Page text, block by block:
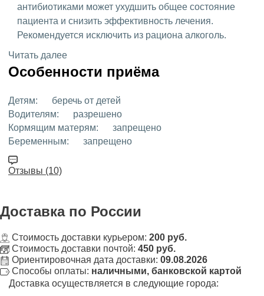
антибиотиками может ухудшить общее состояние
пациента и снизить эффективность лечения.
Рекомендуется исключить из рациона алкоголь.
Читать далее
Особенности приёма
Детям:
беречь от детей
Водителям:
разрешено
Кормящим матерям:
запрещено
Беременным:
запрещено
Отзывы (10)
Доставка по России
Стоимость доставки курьером: 200 руб.
Стоимость доставки почтой: 450 руб.
Ориентировочная дата доставки: 09.08.2026
Способы оплаты: наличными, банковской картой
Доставка осуществляется в следующие города: